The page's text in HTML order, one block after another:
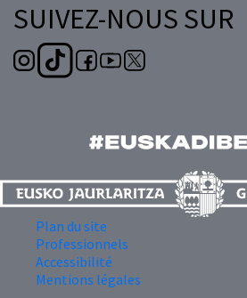
SUIVEZ-NOUS SUR
Plan du site
Professionnels
Accessibilité
Mentions légales